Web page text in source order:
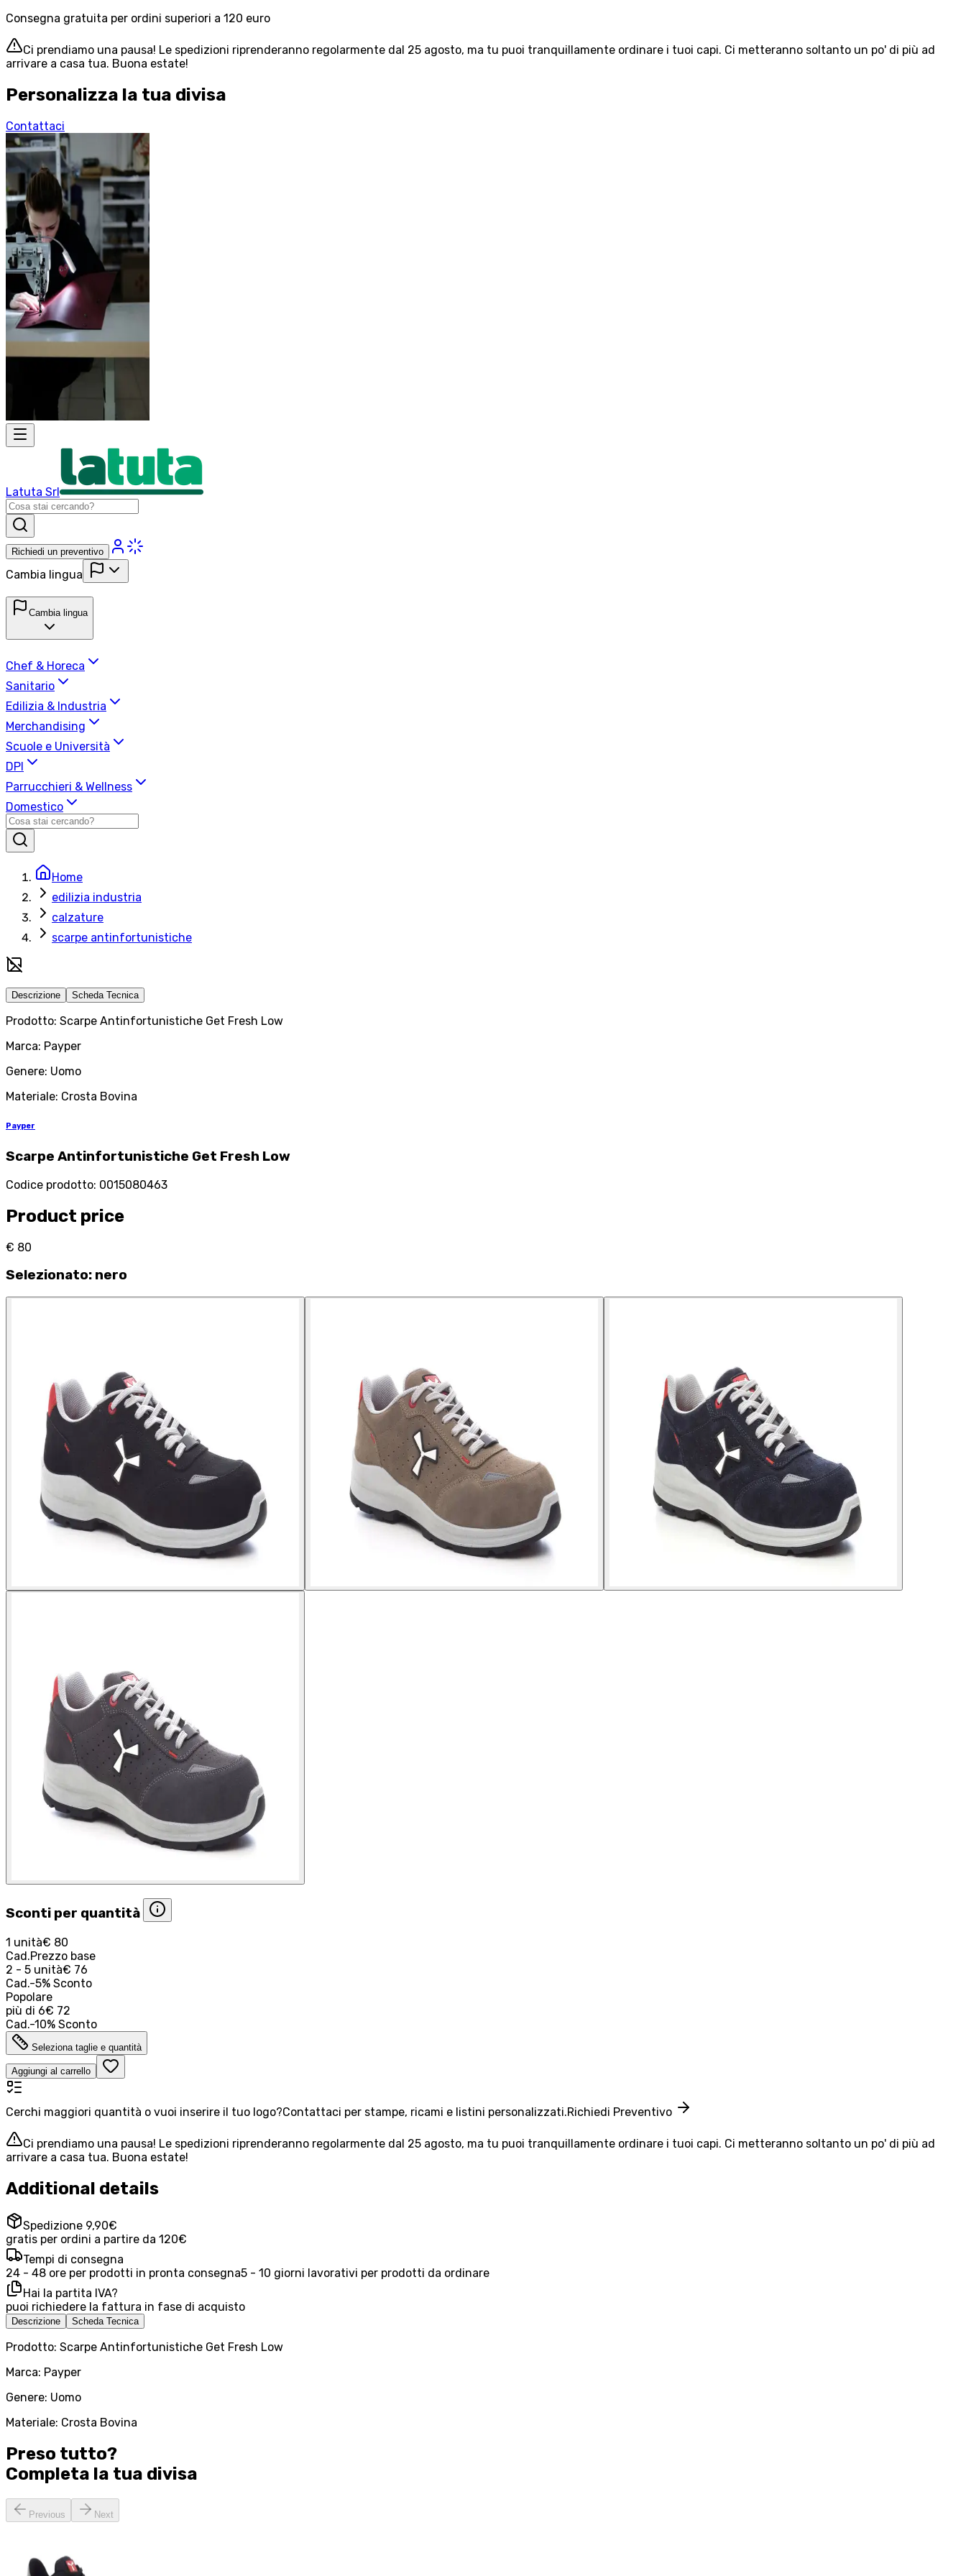
Consegna gratuita per ordini superiori a 120 euro
Ci prendiamo una pausa! Le spedizioni riprenderanno regolarmente dal 25 agosto, ma tu puoi tranquillamente ordinare i tuoi capi. Ci metteranno soltanto un po' di più ad
arrivare a casa tua. Buona estate!
Personalizza la tua divisa
Contattaci
Latuta Srl
Richiedi un preventivo
Cambia lingua
Cambia lingua
Chef & Horeca
Sanitario
Edilizia & Industria
Merchandising
Scuole e Università
DPI
Parrucchieri & Wellness
Domestico
Home
edilizia industria
calzature
scarpe antinfortunistiche
Descrizione Scheda Tecnica
Prodotto: Scarpe Antinfortunistiche Get Fresh Low
Marca: Payper
Genere: Uomo
Materiale: Crosta Bovina
Payper
Scarpe Antinfortunistiche Get Fresh Low
Codice prodotto: 0015080463
Product price
€ 80
Selezionato: nero
Sconti per quantità
1 unità€ 80
Cad.Prezzo base
2 - 5 unità€ 76
Cad.-5% Sconto
Popolare
più di 6€ 72
Cad.-10% Sconto
Seleziona taglie e quantità
Aggiungi al carrello
Cerchi maggiori quantità o vuoi inserire il tuo logo?Contattaci per stampe, ricami e listini personalizzati.Richiedi Preventivo
Ci prendiamo una pausa! Le spedizioni riprenderanno regolarmente dal 25 agosto, ma tu puoi tranquillamente ordinare i tuoi capi. Ci metteranno soltanto un po' di più ad
arrivare a casa tua. Buona estate!
Additional details
Spedizione 9,90€
gratis per ordini a partire da 120€
Tempi di consegna
24 - 48 ore per prodotti in pronta consegna5 - 10 giorni lavorativi per prodotti da ordinare
Hai la partita IVA?
puoi richiedere la fattura in fase di acquisto
Descrizione Scheda Tecnica
Prodotto: Scarpe Antinfortunistiche Get Fresh Low
Marca: Payper
Genere: Uomo
Materiale: Crosta Bovina
Preso tutto?
Completa la tua divisa
Previous Next